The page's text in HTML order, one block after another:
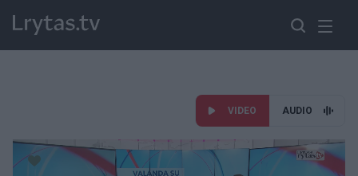
VIDEO AUDIO
Paremkite Ukrainą